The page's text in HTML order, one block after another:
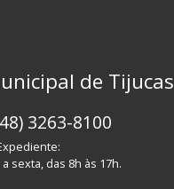
de Tijucas
3263-8100
sexta, das 8h às 17h.